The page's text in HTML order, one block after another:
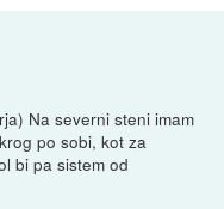
Na severni steni imam
po sobi, kot za
bi pa sistem od